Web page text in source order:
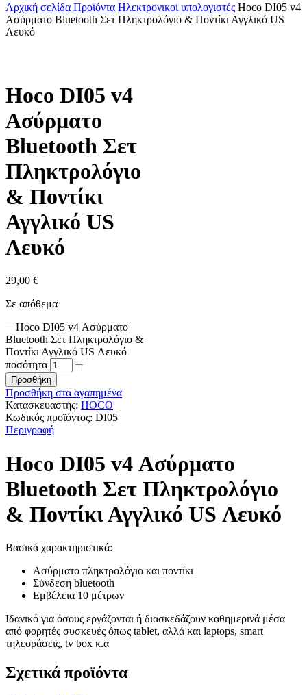
Αρχική σελίδα Προϊόντα Ηλεκτρονικοί υπολογιστές Hoco DI05 v4
Ασύρματο Bluetooth Σετ Πληκτρολόγιο & Ποντίκι Αγγλικό US
Λευκό
Hoco DI05 v4
Ασύρματο
Bluetooth Σετ
Πληκτρολόγιο
& Ποντίκι
Αγγλικό US
Λευκό
29,00 €
Σε απόθεμα
Hoco DI05 v4 Ασύρματο
Bluetooth Σετ Πληκτρολόγιο &
Ποντίκι Αγγλικό US Λευκό
ποσότητα
Προσθήκη
Προσθήκη στα αγαπημένα
Κατασκευαστής: HOCO
Κωδικός προϊόντος: DI05
Περιγραφή
Hoco DI05 v4 Ασύρματο
Bluetooth Σετ Πληκτρολόγιο
& Ποντίκι Αγγλικό US Λευκό
Βασικά χαρακτηριστικά:
Ασύρματο πληκτρολόγιο και ποντίκι
Σύνδεση bluetooth
Εμβέλεια 10 μέτρων
Ιδανικό για όσους εργάζονται ή διασκεδάζουν καθημερινά μέσα
από φορητές συσκευές όπως tablet, αλλά και laptops, smart
τηλεοράσεις, tv box κ.α
Σχετικά προϊόντα